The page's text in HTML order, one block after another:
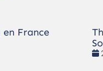
en France